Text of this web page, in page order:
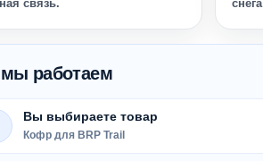
связь.
мы работаем
Вы выбираете товар
Кофр для BRP Trail